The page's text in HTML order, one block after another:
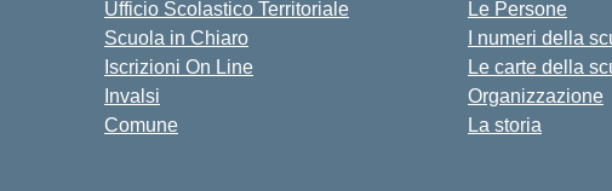
Ufficio Scolastico Territoriale
Scuola in Chiaro
Iscrizioni On Line
Invalsi
Comune
Le Persone
I numeri della
Le carte della
Organizzazione
La storia